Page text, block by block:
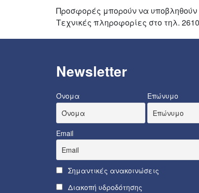
Προσφορές μπορούν να
Τεχνικές πληροφορίες στο τηλ.
Newsletter
Όνομα Επώνυμο
Email
Σημαντικές ανακοινώσεις
Διακοπή υδροδότησης